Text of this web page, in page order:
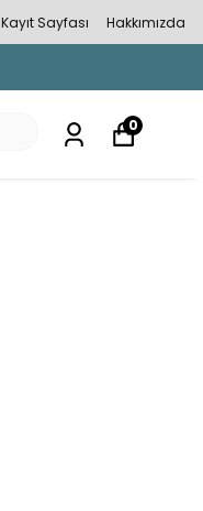
Kayıt Sayfası Hakkımızda
0